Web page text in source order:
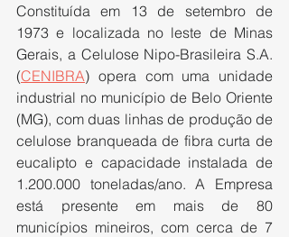
Constituída em 13 de setembro de
1973 e localizada no leste de Minas
Gerais, a Celulose Nipo-Brasileira S.A.
(CENIBRA) opera com uma unidade
industrial no município de Belo Oriente
(MG), com duas linhas de produção de
celulose branqueada de fibra curta de
eucalipto e capacidade instalada de
1.200.000 toneladas/ano. A Empresa
está presente em mais de 80
municípios mineiros, com cerca de 7